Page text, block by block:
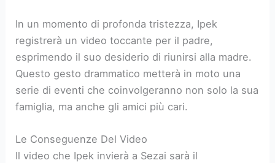
In un momento di profonda tristezza, Ipek
registrerà un video toccante per il padre,
esprimendo il suo desiderio di riunirsi alla madre.
Questo gesto drammatico metterà in moto una
serie di eventi che coinvolgeranno non solo la sua
famiglia, ma anche gli amici più cari.
Le Conseguenze Del Video
Il video che Ipek invierà a Sezai sarà il